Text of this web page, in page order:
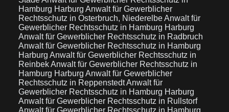
Hamburg Harburg Anwalt für Gewerblicher
Rechtsschutz in Osterbruch, NiederelbeAnwalt für
Gewerblicher Rechtsschutz in Hamburg Harburg
Anwalt für Gewerblicher Rechtsschutz in Radbruch
Anwalt für Gewerblicher Rechtsschutz in Hamburg
Harburg Anwalt für Gewerblicher Rechtsschutz in
ReinbekAnwalt für Gewerblicher Rechtsschutz in
Hamburg Harburg Anwalt für Gewerblicher
Rechtsschutz in ReppenstedtAnwalt für
Gewerblicher Rechtsschutz in Hamburg Harburg
Anwalt für Gewerblicher Rechtsschutz in Rullstorf
Anwalt für Gewerblicher Rechtsschutz in Hamburg